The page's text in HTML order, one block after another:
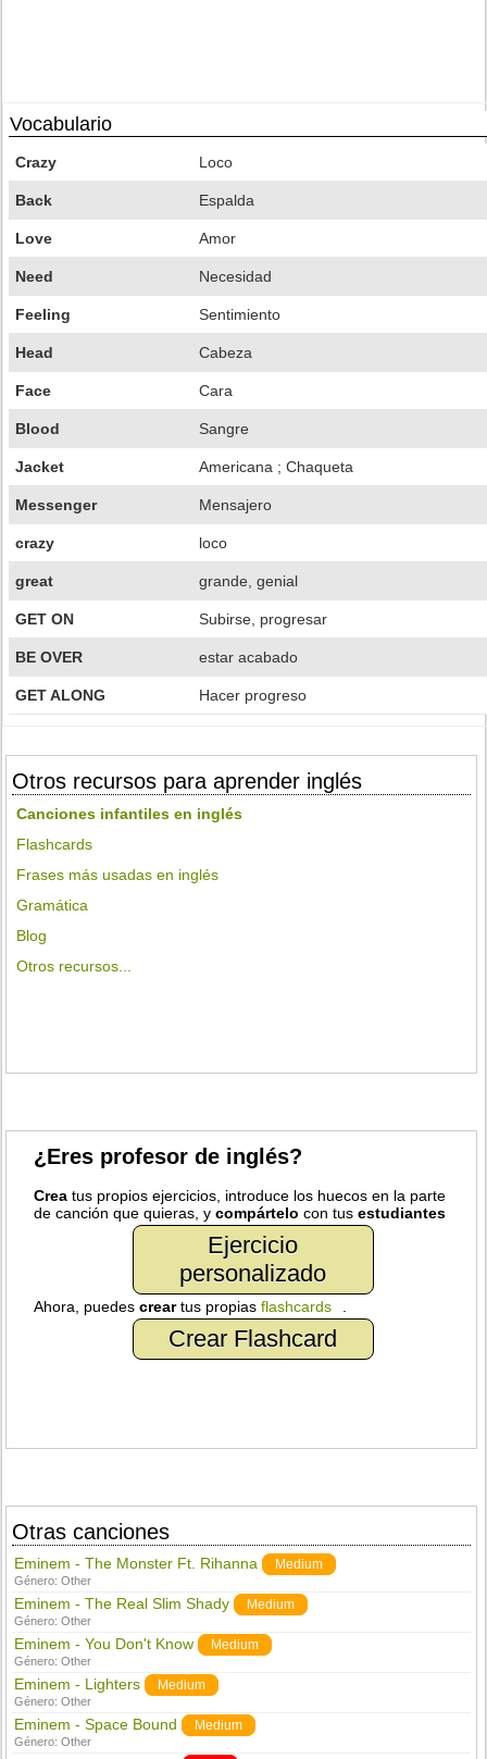
Vocabulario
Crazy Loco
Back Espalda
Love Amor
Need Necesidad
Feeling Sentimiento
Head Cabeza
Face Cara
Blood Sangre
Jacket Americana ; Chaqueta
Messenger Mensajero
crazy loco
great grande, genial
GET ON Subirse, progresar
BE OVER estar acabado
GET ALONG Hacer progreso
Otros recursos para aprender inglés
Canciones infantiles en inglés
Flashcards
Frases más usadas en inglés
Gramática
Blog
Otros recursos...
¿Eres profesor de inglés?
Crea tus propios ejercicios, introduce los huecos en la parte
de canción que quieras, ycompártelo con tusestudiantes
Ejercicio
personalizado
Ahora, puedescreartus propiasflashcards
Crear Flashcard
Otras canciones
Eminem - The Monster Ft. Rihanna Medium
Género:Other
Eminem - The Real Slim Shady Medium
Género:Other
Eminem - You Don't Know Medium
Género:Other
Eminem - Lighters Medium
Género:Other
Eminem - Space Bound Medium
Género:Other